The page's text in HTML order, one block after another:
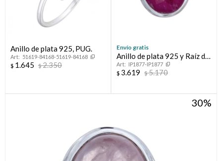
Anillo de plata 925, PUG.
51619-84168-51619-84168
$ 1.645 $2.350
Envío gratis
Anillo de plata 925 y Raíz de
RubíIP1877-IP1877
$ 3.619 $5.170
30